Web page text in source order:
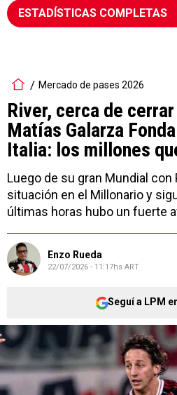
ESTADÍSTICAS COMPLETAS
Mercado de pases 2026
River, cerca de
Matías Galarza
Italia: los millones
Luego de su gran Mundial con
situación en el Millonario y
últimas horas hubo un fuerte
Enzo Rueda
22/07/2026 - 11:17hs ART
Seguí a LPM